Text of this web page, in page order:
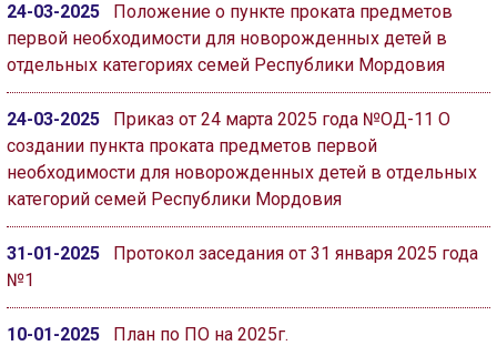
24-03-2025
Положение о пункте проката предметов
первой необходимости для новорожденных детей в
отдельных категориях семей Республики Мордовия
24-03-2025
Приказ от 24 марта 2025 года №ОД-11 О
создании пункта проката предметов первой
необходимости для новорожденных детей в отдельных
категорий семей Республики Мордовия
31-01-2025
Протокол заседания от 31 января 2025 года
№1
10-01-2025 План по ПО на 2025г.